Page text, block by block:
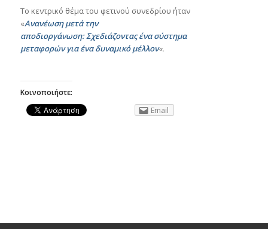
Το κεντρικό θέμα του φετινού συνεδρίου ήταν
«Ανανέωση μετά την
αποδιοργάνωση: Σχεδιάζοντας ένα σύστημα
μεταφορών για ένα δυναμικό μέλλον«.
Κοινοποιήστε:
Email